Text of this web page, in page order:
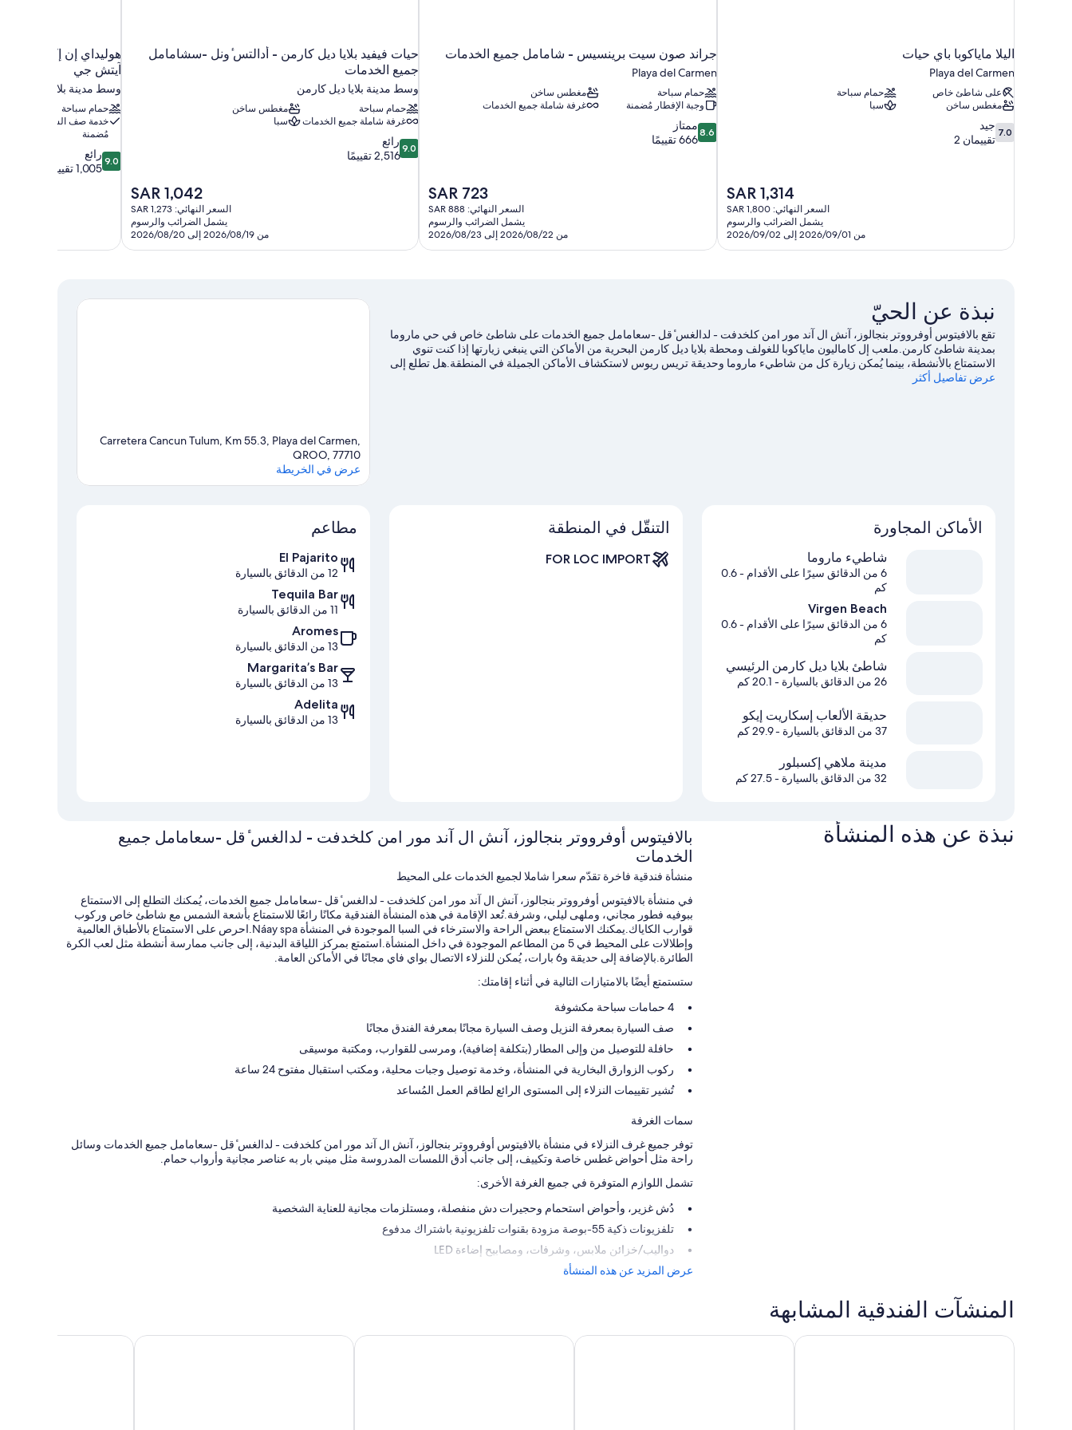
اليلا ماياكوبا باي حيات
Playa del Carmen
على شاطئ خاص
حمام سباحة
مغطس ساخن
سبا
7.0
من
7.0 جيد
تقييمان 2
السعر
الحالي
هو
SAR
1,314
SAR 1,314
السعر النهائي: SAR 1,800
يشمل الضرائب والرسوم
من 2026/09/01 إلى 2026/09/02
جراند صون سيت برينسيس - شامامل جميع الخدمات
Playa del Carmen
حمام سباحة
مغطس ساخن
وجبة الإفطار مُضمنة
غرفة شاملة جميع الخدمات
8.6
من
8.6 ممتاز
666 تقييمًا
السعر
الحالي
هو
SAR
723
SAR 723
السعر النهائي: SAR 888
يشمل الضرائب والرسوم
من 2026/08/22 إلى 2026/08/23
حيات فيفيد بلايا ديل كارمن - أدالتس ٔونل -سشامامل
جميع الخدمات
وسط مدينة بلايا ديل كارمن
حمام سباحة
مغطس ساخن
غرفة شاملة جميع الخدمات
سبا
9.0
من
9.0 رائع
2,516 تقييمًا
السعر
الحالي
هو
SAR
1,042
SAR 1,042
السعر النهائي: SAR 1,273
يشمل الضرائب والرسوم
من 2026/08/19 إلى 2026/08/20
آيتش جي
وسط مدينة بلايا ديل كارمن
حمام سباحة
خدمة صف السيارات
مُضمنة
9.0
من
9.0 رائع
1,005 تقييمات
نبذة عن الحيّ
تقع بالافيتوس أوفرووتر بنجالوز، آنش ال آند مور امن كلخدفت - لدالغس ٔقل -سعامامل جميع الخدمات ‏على شاطئ خاص في حي ماروما
بمدينة شاطئ كارمن.ملعب إل كاماليون ماياكوبا للغولف ومحطة بلايا ديل كارمن البحرية من الأماكن التي ينبغي زيارتها إذا كنت تنوي
الاستمتاع بالأنشطة، بينما يُمكن زيارة كل من شاطيء ماروما وحديقة تريس ريوس لاستكشاف الأماكن الجميلة في المنطقة.هل تطلع إلى
الاستمتاع بحضور حدث أو مباراة في أثناء تواجدك في المدينة؟ احظ بمشاهدة ما يُحدث في ملعب ماريو بيانويفا بمدريد أو نادي إل راي
عرض تفاصيل أكثر
Carretera Cancun Tulum, Km 55.3, Playa del Carmen,
QROO, 77710
عرض في الخريطة
الأماكن المجاورة
شاطيء ماروما
6 من الدقائق سيرًا على الأقدام
- 0.6
كم
Virgen Beach
6 من الدقائق سيرًا على الأقدام
- 0.6
كم
شاطئ بلايا ديل كارمن الرئيسي
26 من الدقائق بالسيارة - 20.1 كم
حديقة الألعاب إسكاريت إيكو
37 من الدقائق بالسيارة - 29.9 كم
مدينة ملاهي إكسبلور
32 من الدقائق بالسيارة - 27.5 كم
التنقّل في المنطقة
FOR LOC IMPORT
مطاعم
El Pajarito
12 من الدقائق بالسيارة
Tequila Bar
11 من الدقائق بالسيارة
Aromes
13 من الدقائق بالسيارة
Margarita’s Bar
13 من الدقائق بالسيارة
Adelita
13 من الدقائق بالسيارة
نبذة عن هذه المنشأة
بالافيتوس أوفرووتر بنجالوز، آنش ال آند مور امن كلخدفت - لدالغس ٔقل -سعامامل جميع
الخدمات
منشأة فندقية فاخرة تقدّم سعرا شاملا لجميع الخدمات على المحيط
في منشأة بالافيتوس أوفرووتر بنجالوز، آنش ال آند مور امن كلخدفت - لدالغس ٔقل -سعامامل جميع الخدمات، يُمكنك التطلع إلى الاستمتاع
ببوفيه فطور مجاني، وملهى ليلي، وشرفة.تُعد الإقامة في هذه المنشأة الفندقية مكانًا رائعًا للاستمتاع بأشعة الشمس مع شاطئ خاص وركوب
قوارب الكاياك.يمكنك الاستمتاع ببعض الراحة والاسترخاء في السبا الموجودة في المنشأة Náay spa.احرص على الاستمتاع بالأطباق العالمية
وإطلالات على المحيط في 5 من المطاعم الموجودة في داخل المنشأة.استمتع بمركز اللياقة البدنية، إلى جانب ممارسة أنشطة مثل لعب الكرة
الطائرة.بالإضافة إلى حديقة و6 بارات، يُمكن للنزلاء الاتصال بواي فاي مجانًا في الأماكن العامة.
ستستمتع أيضًا بالامتيازات التالية في أثناء إقامتك:
4 حمامات سباحة مكشوفة
صف السيارة بمعرفة النزيل وصف السيارة مجانًا بمعرفة الفندق مجانًا
حافلة للتوصيل من وإلى المطار (بتكلفة إضافية)، ومرسى للقوارب، ومكتبة موسيقى
ركوب الزوارق البخارية في المنشأة، وخدمة توصيل وجبات محلية، ومكتب استقبال مفتوح 24 ساعة
تُشير تقييمات النزلاء إلى المستوى الرائع لطاقم العمل المُساعد
سمات الغرفة
توفر جميع غرف النزلاء في منشأة بالافيتوس أوفرووتر بنجالوز، آنش ال آند مور امن كلخدفت - لدالغس ٔقل -سعامامل جميع الخدمات وسائل
راحة مثل أحواض غطس خاصة وتكييف، إلى جانب أدق اللمسات المدروسة مثل ميني بار به عناصر مجانية وأرواب حمام.
تشمل اللوازم المتوفرة في جميع الغرفة الأخرى:
دُش غزير، وأحواض استحمام وحجيرات دش منفصلة، ومستلزمات مجانية للعناية الشخصية
تلفزيونات ذكية 55-بوصة مزودة بقنوات تلفزيونية باشتراك مدفوع
دواليب/خزائن ملابس، وشرفات، ومصابيح إضاءة LED
عرض المزيد عن هذه المنشأة
المنشآت الفندقية المشابهة
جراند صون سيت برينسيس - شامامل جميع الخدماتفالنتين إمبيريال ريفيرا مايب -ر ومل جميع كلسدفات - لبالغين فقطإل دورادو ماروم، آنشأال آند مور امن كلسدفات - لبالغين فقطبلاتينوم يوكاتان برينسيس أدالتس أونلي - شامامل جميع الخدمات
مارجاريتافيل أيلاند